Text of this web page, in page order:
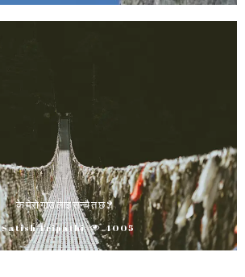
के मेरो गाउ लाइ सन्चै त छ ?
Satish Tripathi 4005